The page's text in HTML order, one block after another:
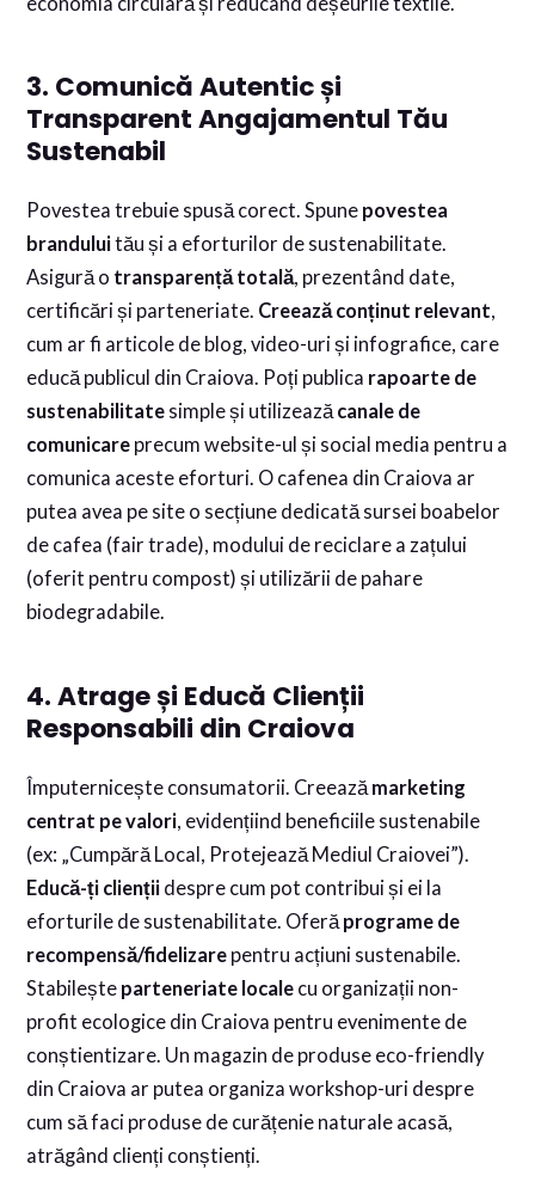
3. Comunică Autentic și
Transparent Angajamentul Tău
Sustenabil
Povestea trebuie spusă corect. Spune povestea
branduluitău și a eforturilor de sustenabilitate.
Asigură o transparență totală, prezentând date,
certificări și parteneriate. Creează conținut relevant,
cum ar fi articole de blog, video-uri și infografice, care
educă publicul din Craiova. Poți publica rapoarte de
sustenabilitate simple și utilizeazăcanale de
comunicare precum website-ul și social media pentru a
comunica aceste eforturi. O cafenea din Craiova ar
putea avea pe site o secțiune dedicată sursei boabelor
de cafea (fair trade), modului de reciclare a zațului
(oferit pentru compost) și utilizării de pahare
biodegradabile.
4. Atrage și Educă Clienții
Responsabili din Craiova
Împuternicește consumatorii. Creează marketing
centrat pe valori, evidențiind beneficiile sustenabile
(ex: „Cumpără Local, Protejează Mediul Craiovei”).
Educă-ți clienții despre cum pot contribui și ei la
eforturile de sustenabilitate. Oferă programe de
recompensă/fidelizare pentru acțiuni sustenabile.
Stabilește parteneriate locale cu organizații non-
profit ecologice din Craiova pentru evenimente de
conștientizare. Un magazin de produse eco-friendly
din Craiova ar putea organiza workshop-uri despre
cum să faci produse de curățenie naturale acasă,
atrăgând clienți conștienți.